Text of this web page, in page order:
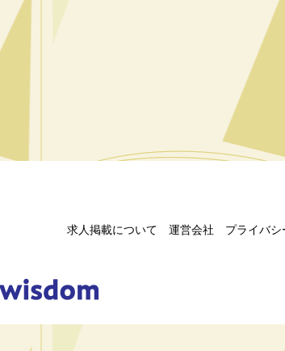
求人掲載について 運営会社 プライバシ